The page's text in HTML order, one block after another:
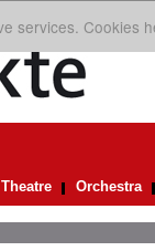
services.
Orchestra